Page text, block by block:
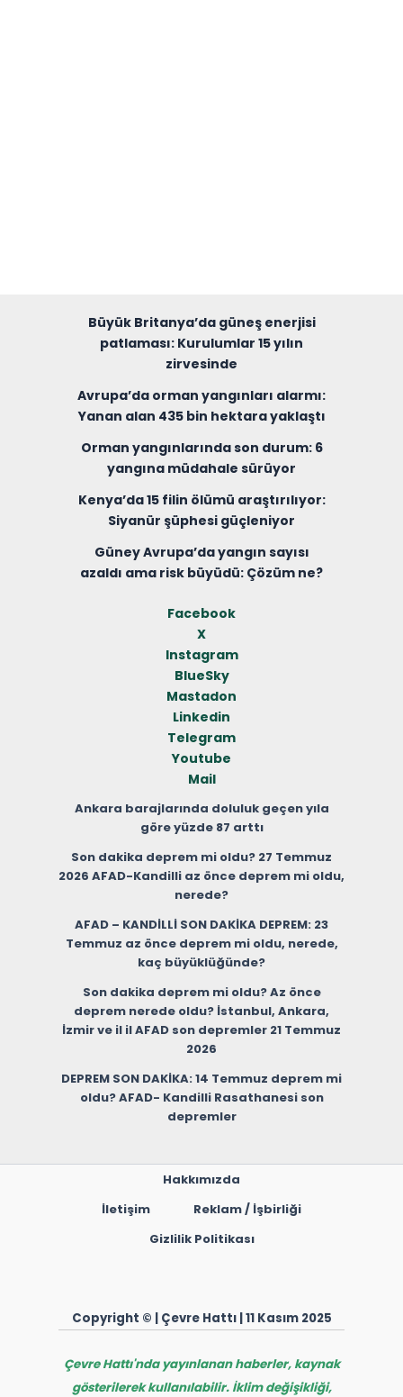
Büyük Britanya’da güneş enerjisi
patlaması: Kurulumlar 15 yılın
zirvesinde
Avrupa’da orman yangınları alarmı:
Yanan alan 435 bin hektara yaklaştı
Orman yangınlarında son durum: 6
yangına müdahale sürüyor
Kenya’da 15 filin ölümü araştırılıyor:
Siyanür şüphesi güçleniyor
Güney Avrupa’da yangın sayısı
azaldı ama risk büyüdü: Çözüm ne?
Facebook
X
Instagram
BlueSky
Mastadon
Linkedin
Telegram
Youtube
Mail
Ankara barajlarında doluluk geçen yıla
göre yüzde 87 arttı
Son dakika deprem mi oldu? 27 Temmuz
2026 AFAD-Kandilli az önce deprem mi oldu,
nerede?
AFAD – KANDİLLİ SON DAKİKA DEPREM: 23
Temmuz az önce deprem mi oldu, nerede,
kaç büyüklüğünde?
Son dakika deprem mi oldu? Az önce
deprem nerede oldu? İstanbul, Ankara,
İzmir ve il il AFAD son depremler 21 Temmuz
2026
DEPREM SON DAKİKA: 14 Temmuz deprem mi
oldu? AFAD- Kandilli Rasathanesi son
depremler
Hakkımızda
İletişim
Reklam / İşbirliği
Gizlilik Politikası
Copyright © | Çevre Hattı | 11 Kasım 2025
Çevre Hattı'nda yayınlanan haberler, kaynak
gösterilerek kullanılabilir. İklim değişikliği,